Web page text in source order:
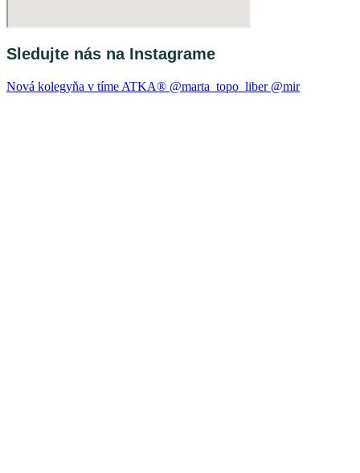
Sledujte nás na Instagrame
Nová kolegyňa v tíme ATKA®️ @marta_topo_liber @mir